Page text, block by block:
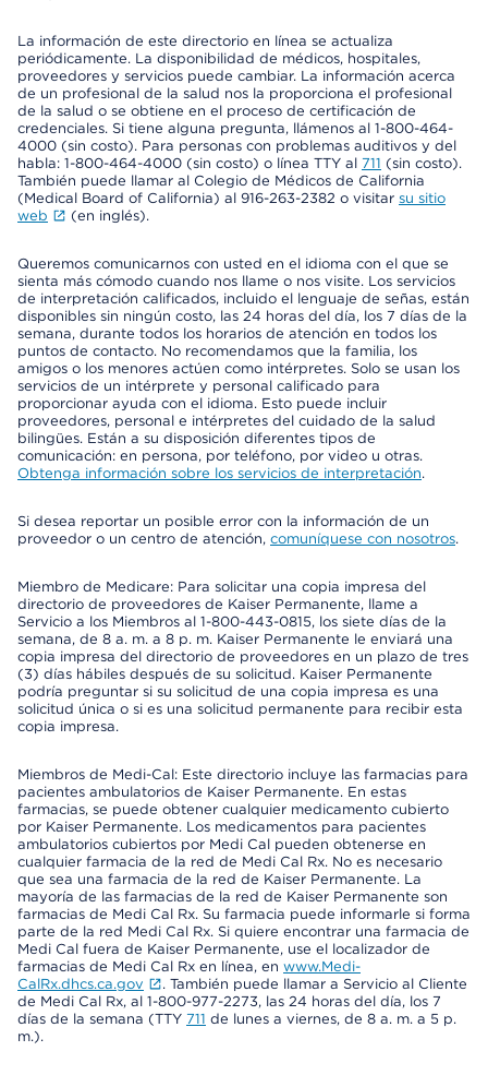
La información de este directorio en línea se actualiza
periódicamente. La disponibilidad de médicos, hospitales,
proveedores y servicios puede cambiar. La información acerca
de un profesional de la salud nos la proporciona el profesional
de la salud o se obtiene en el proceso de certificación de
credenciales. Si tiene alguna pregunta, llámenos al 1-800-464-
4000 (sin costo). Para personas con problemas auditivos y del
habla: 1-800-464-4000 (sin costo) o línea TTY al 711 (sin costo).
También puede llamar al Colegio de Médicos de California
(Medical Board of California) al 916-263-2382 o visitar su sitio
web
(en inglés).
Queremos comunicarnos con usted en el idioma con el que se
sienta más cómodo cuando nos llame o nos visite. Los servicios
de interpretación calificados, incluido el lenguaje de señas, están
disponibles sin ningún costo, las 24 horas del día, los 7 días de la
semana, durante todos los horarios de atención en todos los
puntos de contacto. No recomendamos que la familia, los
amigos o los menores actúen como intérpretes. Solo se usan los
servicios de un intérprete y personal calificado para
proporcionar ayuda con el idioma. Esto puede incluir
proveedores, personal e intérpretes del cuidado de la salud
bilingües. Están a su disposición diferentes tipos de
comunicación: en persona, por teléfono, por video u otras.
Obtenga información sobre los servicios de interpretación.
Si desea reportar un posible error con la información de un
proveedor o un centro de atención, comuníquese con nosotros.
Miembro de Medicare: Para solicitar una copia impresa del
directorio de proveedores de Kaiser Permanente, llame a
Servicio a los Miembros al 1-800-443-0815, los siete días de la
semana, de 8 a. m. a 8 p. m. Kaiser Permanente le enviará una
copia impresa del directorio de proveedores en un plazo de tres
(3) días hábiles después de su solicitud. Kaiser Permanente
podría preguntar si su solicitud de una copia impresa es una
solicitud única o si es una solicitud permanente para recibir esta
copia impresa.
Miembros de Medi-Cal: Este directorio incluye las farmacias para
pacientes ambulatorios de Kaiser Permanente. En estas
farmacias, se puede obtener cualquier medicamento cubierto
por Kaiser Permanente. Los medicamentos para pacientes
ambulatorios cubiertos por Medi Cal pueden obtenerse en
cualquier farmacia de la red de Medi Cal Rx. No es necesario
que sea una farmacia de la red de Kaiser Permanente. La
mayoría de las farmacias de la red de Kaiser Permanente son
farmacias de Medi Cal Rx. Su farmacia puede informarle si forma
parte de la red Medi Cal Rx. Si quiere encontrar una farmacia de
Medi Cal fuera de Kaiser Permanente, use el localizador de
farmacias de Medi Cal Rx en línea, en www.Medi-
CalRx.dhcs.ca.gov
. También puede llamar a Servicio al Cliente
de Medi Cal Rx, al 1-800-977-2273, las 24 horas del día, los 7
días de la semana (TTY 711 de lunes a viernes, de 8 a. m. a 5 p.
m.).